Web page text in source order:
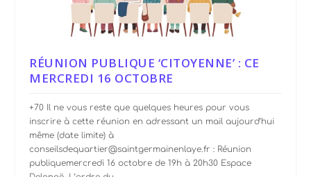
RÉUNION PUBLIQUE ‘CITOYENNE’ : CE
MERCREDI 16 OCTOBRE
+70 Il ne vous reste que quelques heures pour vous
inscrire à cette réunion en adressant un mail aujourd’hui
même (date limite) à
conseilsdequartier@saintgermainenlaye.fr : Réunion
publiquemercredi 16 octobre de 19h à 20h30 Espace